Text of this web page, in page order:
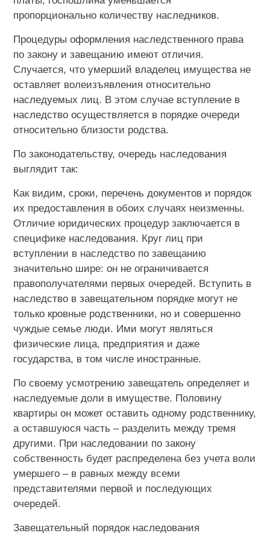
пропорционально количеству наследников.
Процедуры оформления наследственного права
по закону и завещанию имеют отличия.
Случается, что умерший владелец имущества не
оставляет волеизъявления относительно
наследуемых лиц. В этом случае вступление в
наследство осуществляется в порядке очереди
относительно близости родства.
По законодательству, очередь наследования
выглядит так:
Как видим, сроки, перечень документов и порядок
их предоставления в обоих случаях неизменны.
Отличие юридических процедур заключается в
специфике наследования. Круг лиц при
вступлении в наследство по завещанию
значительно шире: он не ограничивается
правополучателями первых очередей. Вступить в
наследство в завещательном порядке могут не
только кровные родственники, но и совершенно
чуждые семье люди. Ими могут являться
физические лица, предприятия и даже
государства, в том числе иностранные.
По своему усмотрению завещатель определяет и
наследуемые доли в имуществе. Половину
квартиры он может оставить одному родственнику,
а оставшуюся часть – разделить между тремя
другими. При наследовании по закону
собственность будет распределена без учета воли
умершего – в равных между всеми
представителями первой и последующих
очередей.
Завещательный порядок наследования